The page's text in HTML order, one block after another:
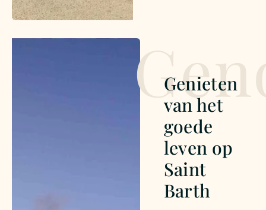
Genieten
van het
goede
leven op
Saint
Barth